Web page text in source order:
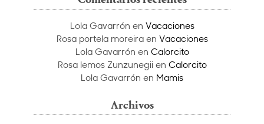
Lola Gavarrón en Vacaciones
Rosa portela moreiraen Vacaciones
Lola Gavarrón en Calorcito
Rosa lemos Zunzunegiien Calorcito
Lola Gavarrón en Mamis
Archivos